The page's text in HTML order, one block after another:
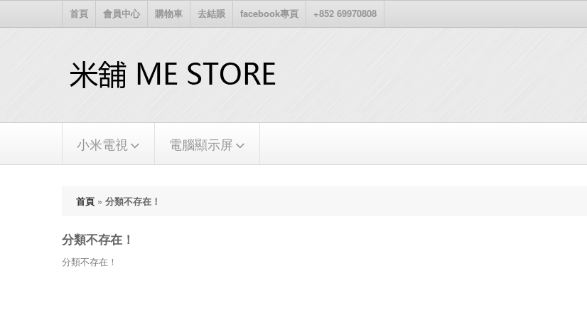
首頁 會員中心 購物車 去結賬 facebook專頁 +852 69970808
小米電視 電腦顯示屏
首頁 » 分類不存在！
分類不存在！
分類不存在！